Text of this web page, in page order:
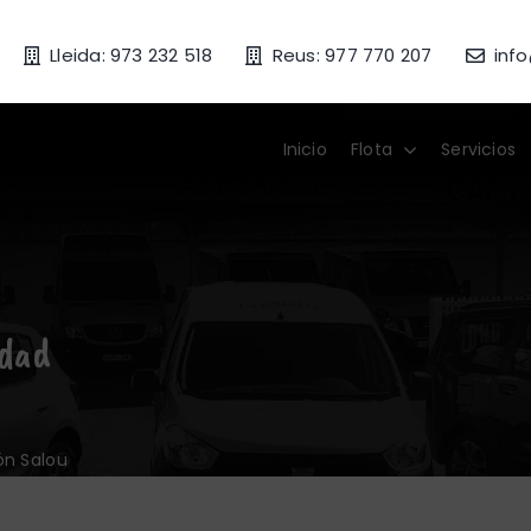
Lleida: 973 232 518 Reus: 977 770 207
Inicio Flota Servicios
Salou